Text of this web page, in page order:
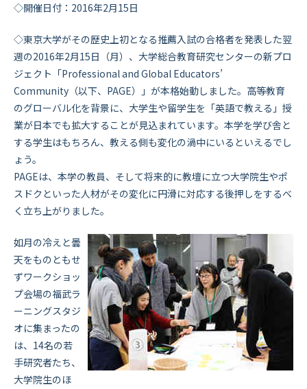
◇開催日付：2016年2月15日
◇東京大学がその歴史上初となる推薦入試の合格者を発表した翌
週の2016年2月15日（月）、大学総合教育研究センターの新プロ
ジェクト「Professional and Global Educators’
Community（以下、PAGE）」が本格始動しました。高等教育
のグローバル化を背景に、大学生や留学生を「英語で教える」授
業が日本でも拡大することが見込まれています。本学を学び舎と
する学生はもちろん、教える側も変化の渦中にいるといえるでし
ょう。
PAGEは、本学の教員、そして将来的に教壇に立つ大学院生やポ
スドクといった人材がその変化に円滑に対応する後押しをするべ
く立ち上がりました。
如月の冷えと曇
天をものともせ
ずワークショッ
プ会場の福武ラ
ーニングスタジ
オに集まったの
は、14名の若
手研究者たち、
大学院生のほ